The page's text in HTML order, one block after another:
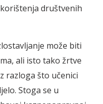
društvenih
može biti
ali isto tako žrtve
razloga što učenici
Stoga se u